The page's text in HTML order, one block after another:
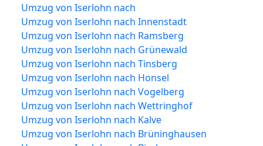
Umzug von Iserlohn nach
Umzug von Iserlohn nach Innenstadt
Umzug von Iserlohn nach Ramsberg
Umzug von Iserlohn nach Grünewald
Umzug von Iserlohn nach Tinsberg
Umzug von Iserlohn nach Honsel
Umzug von Iserlohn nach Vogelberg
Umzug von Iserlohn nach Wettringhof
Umzug von Iserlohn nach Kalve
Umzug von Iserlohn nach Brüninghausen